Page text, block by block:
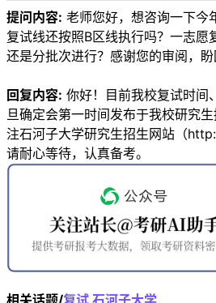
提问内容: 老师您好，想咨询一下今
复试线还按照B区线执行吗？一志愿
还是分批次进行？感谢您的审阅，盼
回复内容: 你好！目前我校复试时间
旦确定会第一时间发布于我校研究
注石河子大学研究生招生网站（
请耐心等待，认真备考。